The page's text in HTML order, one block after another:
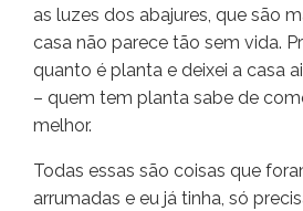
as luzes dos abajures, que são
casa não parece tão sem vida.
quanto é planta e deixei a casa
– quem tem planta sabe de
melhor.
Todas essas são coisas que
arrumadas e eu já tinha, só